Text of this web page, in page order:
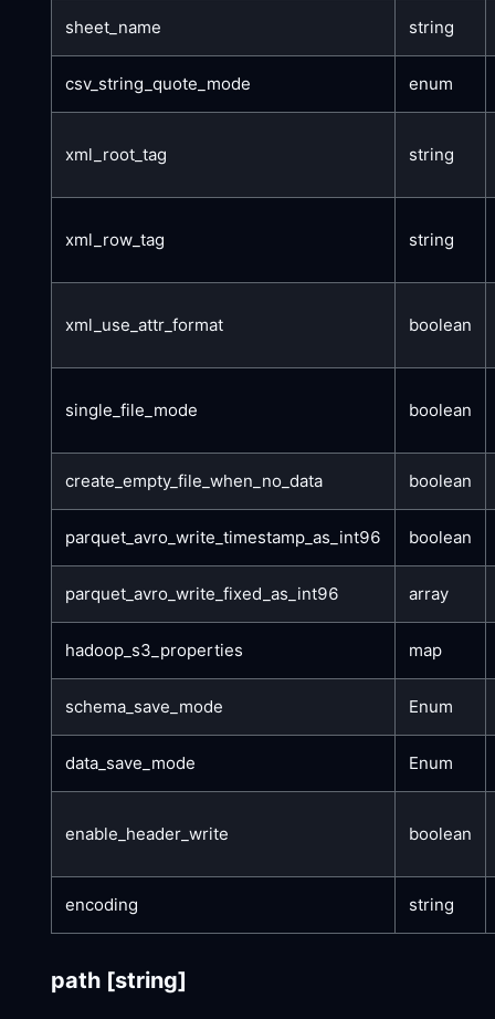
sheet_name string
csv_string_quote_mode enum
xml_root_tag string
xml_row_tag string
xml_use_attr_format boolean
single_file_mode boolean
create_empty_file_when_no_data boolean
parquet_avro_write_timestamp_as_int96 boolean
parquet_avro_write_fixed_as_int96 array
hadoop_s3_properties map
schema_save_mode Enum
data_save_mode Enum
enable_header_write boolean
encoding string
path [string]